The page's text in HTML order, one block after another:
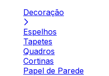
Decoração
Espelhos
Tapetes
Quadros
Cortinas
Papel de Parede